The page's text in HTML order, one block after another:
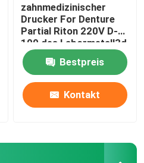
zahnmedizinischer
Drucker For Denture
Partial Riton 220V D-
100 des Labormetall3d
Bestpreis
Kontakt